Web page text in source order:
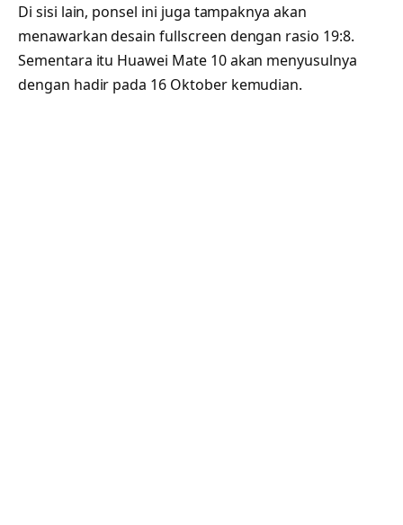
Di sisi lain, ponsel ini juga tampaknya akan
menawarkan desain fullscreen dengan rasio 19:8.
Sementara itu Huawei Mate 10 akan menyusulnya
dengan hadir pada 16 Oktober kemudian.